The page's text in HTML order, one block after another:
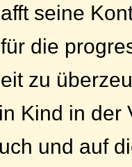
seine
die
zu
Kind in der
und auf